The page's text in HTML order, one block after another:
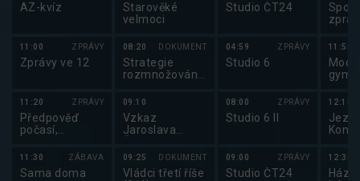
AZ-kvíz
11:00 ZPRÁVY
Zprávy ve 12
11:20 ZPRÁVY
Předpověď
počasí,
zprávy,
Události v
regionech plus
11:30 ZÁBAVA
Sama doma
Starověké
velmoci
08:20 DOKUMENT
Strategie
rozmnožování
09:10
Vzkaz
Jaroslava
09:25 DOKUMENT
Vládci třetí říše
Studio ČT24
04:59 ZPRÁVY
Studio 6
08:00 ZPRÁVY
Studio 6 II
09:00 ZPRÁVY
Studio ČT24
11:55
2025
12:15
Koně
12:35